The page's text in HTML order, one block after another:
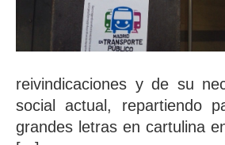
reivindicaciones y de su
social actual, repartiendo
grandes letras en cartulina